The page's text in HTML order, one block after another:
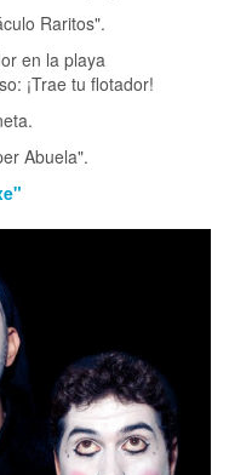
Raritos".
en la playa
¡Trae tu flotador!
Abuela".